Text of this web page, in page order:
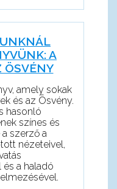
A
ÖSVÉNY
amely sokak
és az Ösvény.
hasonló
színes és
szerző a
nézeteivel,
és a haladó